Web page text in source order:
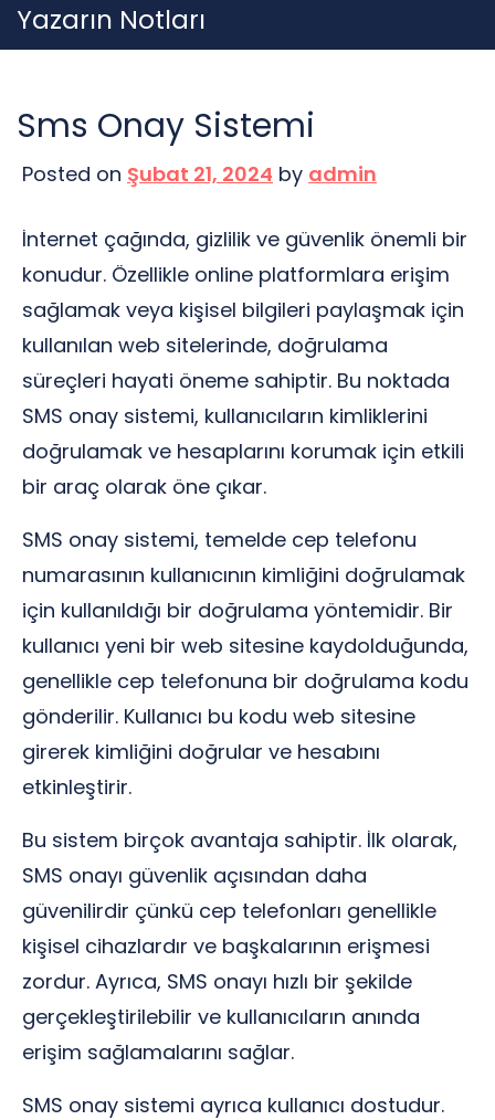
Skip
to
Yazarın Notları
Sms Onay Sistemi
Posted on Şubat 21, 2024 by admin
İnternet çağında, gizlilik ve güvenlik önemli bir
konudur. Özellikle online platformlara erişim
sağlamak veya kişisel bilgileri paylaşmak için
kullanılan web sitelerinde, doğrulama
süreçleri hayati öneme sahiptir. Bu noktada
SMS onay sistemi, kullanıcıların kimliklerini
doğrulamak ve hesaplarını korumak için etkili
bir araç olarak öne çıkar.
SMS onay sistemi, temelde cep telefonu
numarasının kullanıcının kimliğini doğrulamak
için kullanıldığı bir doğrulama yöntemidir. Bir
kullanıcı yeni bir web sitesine kaydolduğunda,
genellikle cep telefonuna bir doğrulama kodu
gönderilir. Kullanıcı bu kodu web sitesine
girerek kimliğini doğrular ve hesabını
etkinleştirir.
Bu sistem birçok avantaja sahiptir. İlk olarak,
SMS onayı güvenlik açısından daha
güvenilirdir çünkü cep telefonları genellikle
kişisel cihazlardır ve başkalarının erişmesi
zordur. Ayrıca, SMS onayı hızlı bir şekilde
gerçekleştirilebilir ve kullanıcıların anında
erişim sağlamalarını sağlar.
SMS onay sistemi ayrıca kullanıcı dostudur.